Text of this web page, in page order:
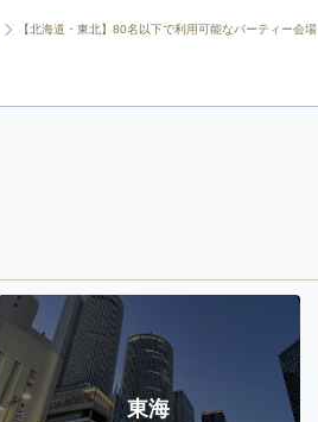
【北海道・東北】80名以下で利用可能なパーティー会場
東海